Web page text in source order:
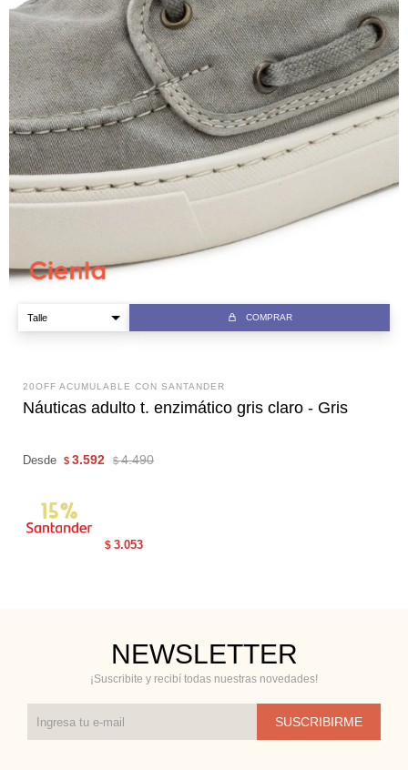
COMPRAR
20OFF ACUMULABLE CON SANTANDER
Náuticas adulto t. enzimático gris claro - Gris
Desde $ 3.592 $ 4.490
$ 3.053
NEWSLETTER
¡Suscribite y recibí todas nuestras novedades!
SUSCRIBIRME